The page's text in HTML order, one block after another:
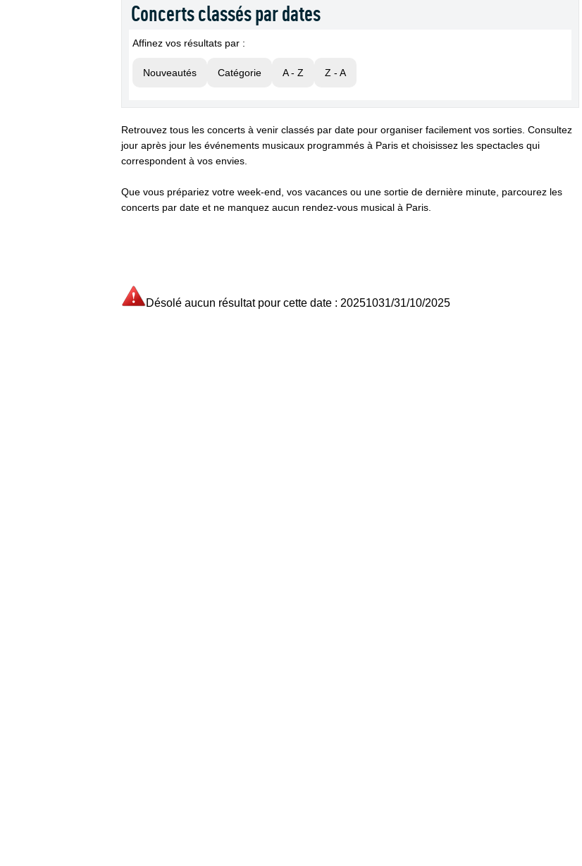
Concerts classés par dates
Affinez vos résultats par :
Nouveautés Catégorie A - Z Z - A
Retrouvez tous les concerts à venir classés par date pour organiser facilement vos sorties. Consultez
jour après jour les événements musicaux programmés à Paris et choisissez les spectacles qui
correspondent à vos envies.
Que vous prépariez votre week-end, vos vacances ou une sortie de dernière minute, parcourez les
concerts par date et ne manquez aucun rendez-vous musical à Paris.
Désolé aucun résultat pour cette date : 20251031/31/10/2025